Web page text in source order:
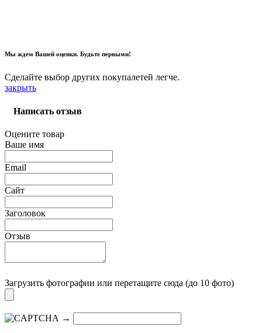
Мы ждем Вашей оценки. Будьте первыми!
Сделайте выбор других покупалетей легче.
закрыть
Написать отзыв
Оцените товар
Ваше имя
Email
Сайт
Заголовок
Отзыв
Загрузить фотографии или перетащите сюда (до 10 фото)
→